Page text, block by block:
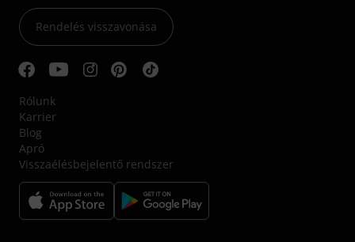
Rendelés visszavonása
Rólunk
Karrier
Blog
Apró
Visszaélésbejelentő rendszer